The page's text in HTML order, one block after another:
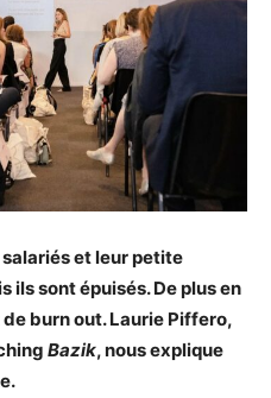
et leur petite
ils sont épuisés. De plus en
burn out. Laurie Piffero,
Bazik, nous explique